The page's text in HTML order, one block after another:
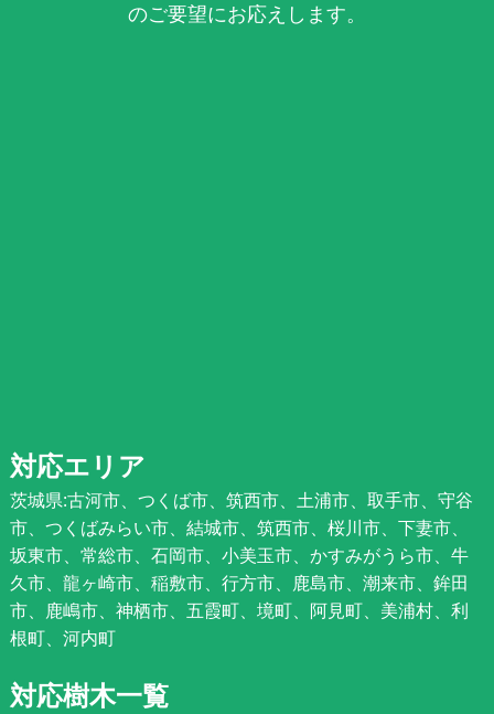
のご要望にお応えします。
対応エリア
茨城県:古河市、つくば市、筑西市、土浦市、取手市、守谷
市、つくばみらい市、結城市、筑西市、桜川市、下妻市、
坂東市、常総市、石岡市、小美玉市、かすみがうら市、牛
久市、龍ヶ崎市、稲敷市、行方市、鹿島市、潮来市、鉾田
市、鹿嶋市、神栖市、五霞町、境町、阿見町、美浦村、利
根町、河内町
対応樹木一覧